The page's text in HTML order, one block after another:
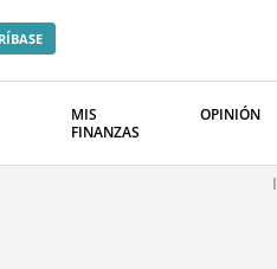
MIS
FINANZAS
OPINIÓN